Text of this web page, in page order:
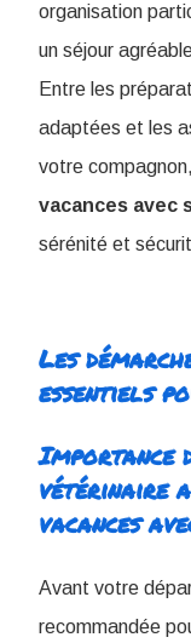
organisation
un séjour
Entre les
adaptées et les
votre
vacances avec
sérénité et
Les
essentiels
Importance
vétérinaire
vacances
Avant votre
recommandée